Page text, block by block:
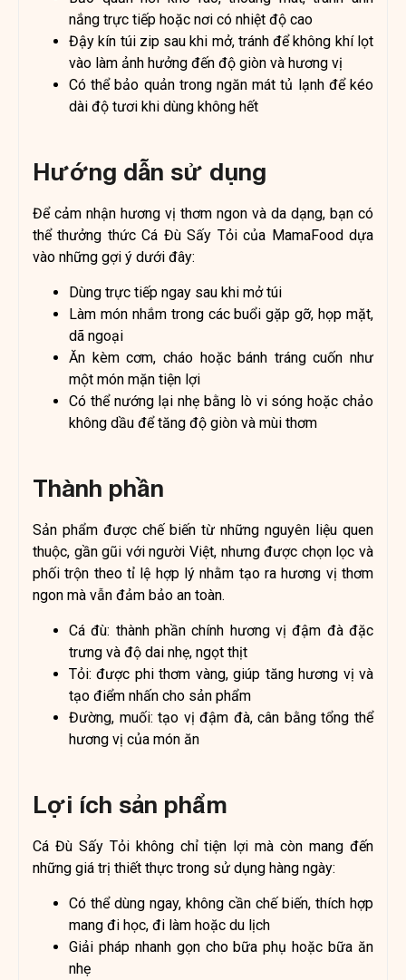
nắng trực tiếp hoặc nơi có nhiệt độ cao
Đậy kín túi zip sau khi mở, tránh để không khí lọt
vào làm ảnh hưởng đến độ giòn và hương vị
Có thể bảo quản trong ngăn mát tủ lạnh để kéo
dài độ tươi khi dùng không hết
Hướng dẫn sử dụng
Để cảm nhận hương vị thơm ngon và da dạng, bạn có
thể thưởng thức Cá Đù Sấy Tỏi của MamaFood dựa
vào những gợi ý dưới đây:
Dùng trực tiếp ngay sau khi mở túi
Làm món nhắm trong các buổi gặp gỡ, họp mặt,
dã ngoại
Ăn kèm cơm, cháo hoặc bánh tráng cuốn như
một món mặn tiện lợi
Có thể nướng lại nhẹ bằng lò vi sóng hoặc chảo
không dầu để tăng độ giòn và mùi thơm
Thành phần
Sản phẩm được chế biến từ những nguyên liệu quen
thuộc, gần gũi với người Việt, nhưng được chọn lọc và
phối trộn theo tỉ lệ hợp lý nhằm tạo ra hương vị thơm
ngon mà vẫn đảm bảo an toàn.
Cá đù: thành phần chính hương vị đậm đà đặc
trưng và độ dai nhẹ, ngọt thịt
Tỏi: được phi thơm vàng, giúp tăng hương vị và
tạo điểm nhấn cho sản phẩm
Đường, muối: tạo vị đậm đà, cân bằng tổng thể
hương vị của món ăn
Lợi ích sản phẩm
Cá Đù Sấy Tỏi không chỉ tiện lợi mà còn mang đến
những giá trị thiết thực trong sử dụng hàng ngày:
Có thể dùng ngay, không cần chế biến, thích hợp
mang đi học, đi làm hoặc du lịch
Giải pháp nhanh gọn cho bữa phụ hoặc bữa ăn
nhẹ